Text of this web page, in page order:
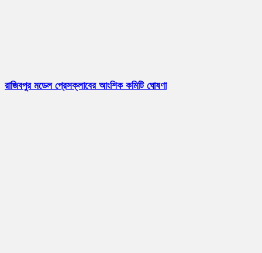
রাজিবপুর মডেল প্রেসক্লাবের আংশিক কমিটি ঘোষণা